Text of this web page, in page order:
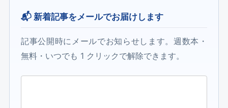
📬 新着記事をメールでお届けします
記事公開時にメールでお知らせします。週数本・
無料・いつでも 1 クリックで解除できます。